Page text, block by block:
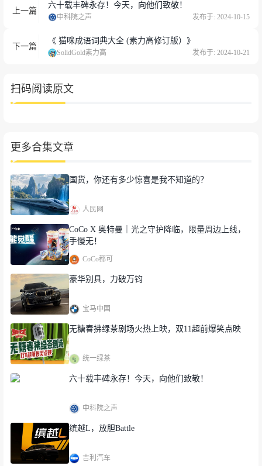
上一篇
六十载丰碑永存！今天，向他们致敬！
中科院之声 发布于: 2024-10-15
下一篇
《 猫咪成语词典大全 (素力高修订版）》
SolidGold素力高 发布于: 2024-10-21
扫码阅读原文
更多合集文章
国货，你还有多少惊喜是我不知道的？
人民网
CoCo X 奥特曼｜光之守护降临，限量周边上线，
手慢无！
CoCo都可
豪华别具，力破万钧
宝马中国
无糖春拂绿茶剧场火热上映，双11超前爆笑点映
统一绿茶
六十载丰碑永存！今天，向他们致敬！
中科院之声
缤越L，放胆Battle
吉利汽车